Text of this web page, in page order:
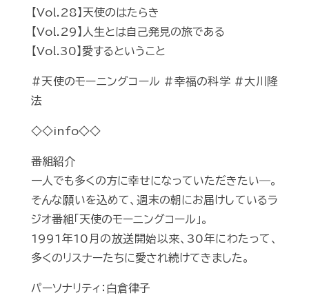
【Vol.28】天使のはたらき
【Vol.29】人生とは自己発見の旅である
【Vol.30】愛するということ
#天使のモーニングコール #幸福の科学 #大川隆
法
◇◇info◇◇
番組紹介
一人でも多くの方に幸せになっていただきたい―。
そんな願いを込めて、週末の朝にお届けしているラ
ジオ番組「天使のモーニングコール」。
1991年10月の放送開始以来、30年にわたって、
多くのリスナーたちに愛され続けてきました。
パーソナリティ：白倉律子